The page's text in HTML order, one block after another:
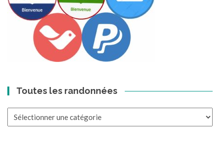
Toutes les randonnées